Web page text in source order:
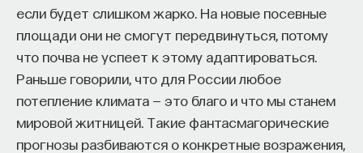
если будет слишком жарко. На новые посевные
площади они не смогут передвинуться, потому
что почва не успеет к этому адаптироваться.
Раньше говорили, что для России любое
потепление климата — это благо и что мы станем
мировой житницей. Такие фантасмагорические
прогнозы разбиваются о конкретные возражения,